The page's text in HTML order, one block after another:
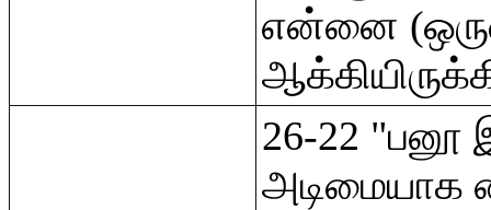
என்னை
26-22
அடிமையாக